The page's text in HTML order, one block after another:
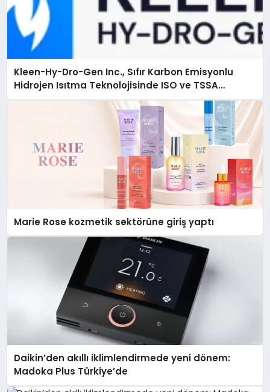
Kleen-Hy-Dro-Gen Inc., Sıfır Karbon Emisyonlu
Hidrojen Isıtma Teknolojisinde ISO ve TSSA
Düzenleyici Onaylarını Aldı
Marie Rose kozmetik sektörüne giriş yaptı
Daikin’den akıllı iklimlendirmede yeni dönem:
Madoka Plus Türkiye’de